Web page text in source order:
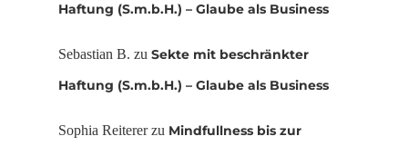
Haftung (S.m.b.H.) – Glaube als Business
Sebastian B. zu Sekte mit beschränkter
Haftung (S.m.b.H.) – Glaube als Business
Sophia Reitererzu Mindfullness bis zur